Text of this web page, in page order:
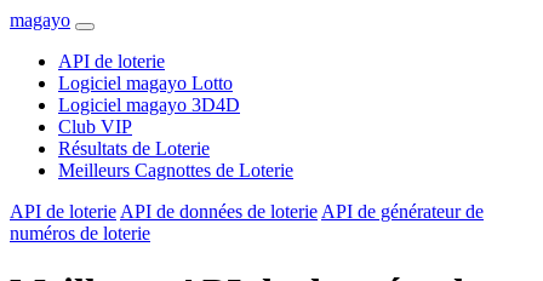
magayo
API de loterie
Logiciel magayo Lotto
Logiciel magayo 3D4D
Club VIP
Résultats de Loterie
Meilleurs Cagnottes de Loterie
API de loterie API de données de loterie API de générateur de
numéros de loterie